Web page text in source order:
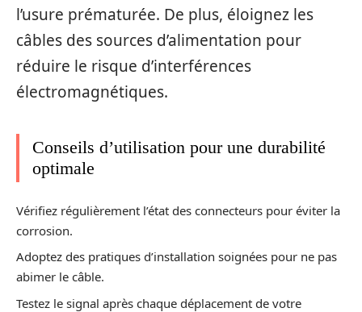
l’usure prématurée. De plus, éloignez les
câbles des sources d’alimentation pour
réduire le risque d’interférences
électromagnétiques.
Conseils d’utilisation pour une durabilité
optimale
Vérifiez régulièrement l’état des connecteurs pour éviter la
corrosion.
Adoptez des pratiques d’installation soignées pour ne pas
abimer le câble.
Testez le signal après chaque déplacement de votre